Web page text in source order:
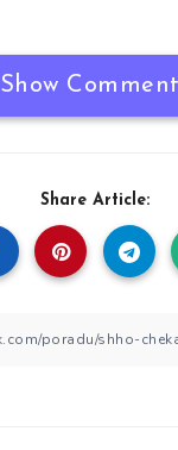
Show
Share Article: